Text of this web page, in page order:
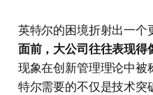
英特尔的困境折射出一个
面前，大公司往往表现得
现象在创新管理理论中被
特尔需要的不仅是技术突